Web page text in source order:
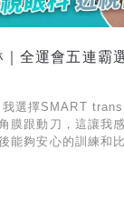
｜全運會五連霸
選擇SMART
膜跟動刀，這讓我
能夠安心的訓練和